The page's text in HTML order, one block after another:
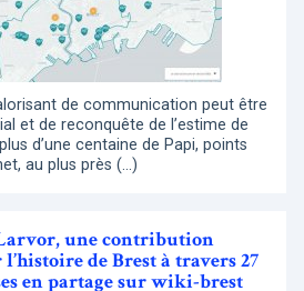
de communication peut être
et de reconquête de l’estime de
d’une centaine de Papi, points
au plus près (…)
une contribution
de Brest à travers 27
en partage sur wiki-brest